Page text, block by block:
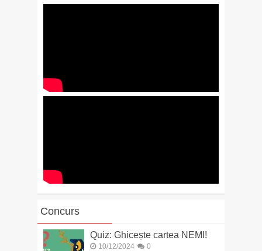
Concurs
Quiz: Ghicește cartea NEMI!
10/12/2024 0